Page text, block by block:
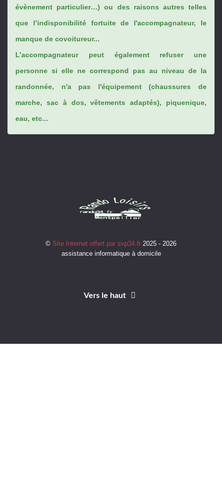
évènement particulier…) ou des raisons autres telles
que l’indisponibilité fortuite de l'accompagnateur, le
manque de covoitureur...
L’accompagnateur peut également refuser une
personne si elle ne correspond pas au niveau de la
randonnée, n'a pas l'équipement (chaussures de
marche, sac à dos, vêtements adaptés), piquenique,
eau, etc...
© Site Internet offert par svp34.fr 2025 - 2026
assistance informatique à domicile
Vers le haut